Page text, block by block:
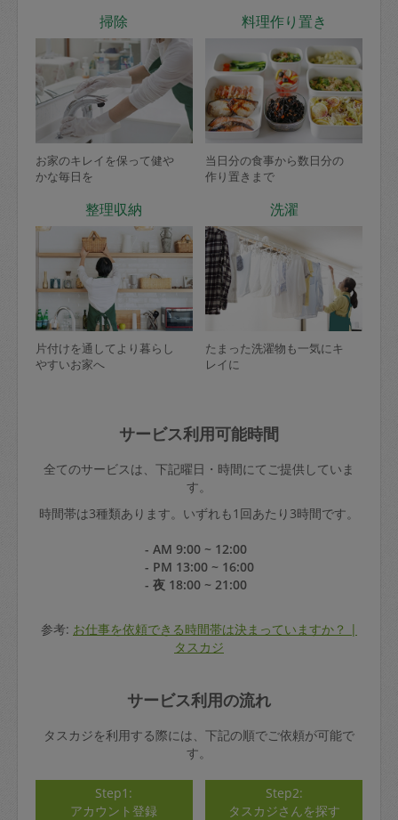
掃除
お家のキレイを保って健や
かな毎日を
料理作り置き
当日分の食事から数日分の
作り置きまで
整理収納
片付けを通してより暮らし
やすいお家へ
洗濯
たまった洗濯物も一気にキ
レイに
サービス利用可能時間
全てのサービスは、下記曜日・時間にてご提供していま
す。
時間帯は3種類あります。いずれも1回あたり3時間です。
- AM 9:00 ~ 12:00
- PM 13:00 ~ 16:00
- 夜 18:00 ~ 21:00
参考: お仕事を依頼できる時間帯は決まっていますか？ |
タスカジ
サービス利用の流れ
タスカジを利用する際には、下記の順でご依頼が可能で
す。
Step1:
アカウント登録
Step2:
タスカジさんを探す